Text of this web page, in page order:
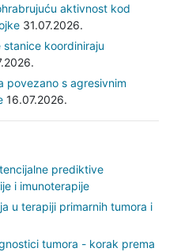
aktivnost kod
31.07.2026.
koordiniraju
povezano s agresivnim
16.07.2026.
prediktive
i imunoterapije
u terapiji primarnih tumora i
tumora - korak prema